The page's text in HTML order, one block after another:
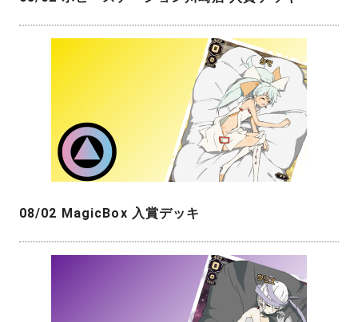
08/02 MagicBox 入賞デッキ